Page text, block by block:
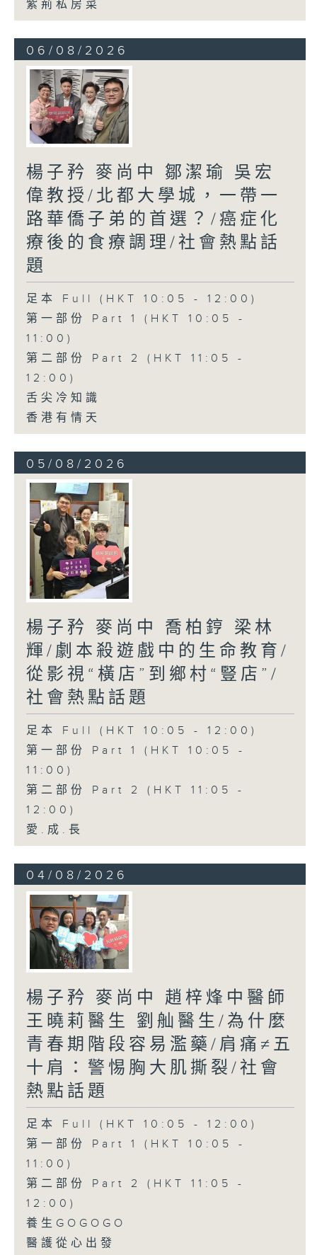
紫荊私房菜
06/08/2026
楊子矜 麥尚中 鄒潔瑜 吳宏
偉教授/北都大學城，一帶一
路華僑子弟的首選？/癌症化
療後的食療調理/社會熱點話
題
足本 Full (HKT 10:05 - 12:00)
第一部份 Part 1 (HKT 10:05 -
11:00)
第二部份 Part 2 (HKT 11:05 -
12:00)
舌尖冷知識
香港有情天
05/08/2026
楊子矜 麥尚中 喬柏𨧤 梁林
輝/劇本殺遊戲中的生命教育/
從影視“橫店”到鄉村“豎店”/
社會熱點話題
足本 Full (HKT 10:05 - 12:00)
第一部份 Part 1 (HKT 10:05 -
11:00)
第二部份 Part 2 (HKT 11:05 -
12:00)
愛.成.長
04/08/2026
楊子矜 麥尚中 趙梓烽中醫師
王曉莉醫生 劉舢醫生/為什麼
青春期階段容易濫藥/肩痛≠五
十肩：警惕胸大肌撕裂/社會
熱點話題
足本 Full (HKT 10:05 - 12:00)
第一部份 Part 1 (HKT 10:05 -
11:00)
第二部份 Part 2 (HKT 11:05 -
12:00)
養生GOGOGO
醫護從心出發